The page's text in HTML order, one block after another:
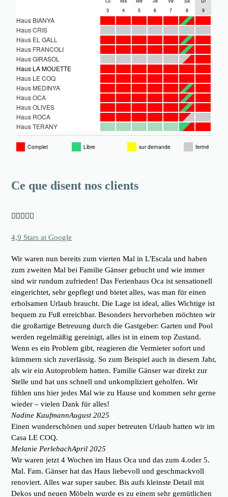
Ce que disent nos clients
    
4,9 Stars at Google
Wir waren nun bereits zum vierten Mal in L'Escala und haben
zum zweiten Mal bei Familie Gänser gebucht und wie immer
sind wir rundum zufrieden! Das Ferienhaus Oca ist sensationell
eingerichtet, sehr gepflegt und bietet alles, was man für einen
erholsamen Urlaub braucht. Die Lage ist ideal, alles Wichtige ist
bequem zu Fuß erreichbar. Besonders hervorheben möchten wir
die großartige Betreuung durch die Gastgeber: Garten und Pool
werden regelmäßig gereinigt, alles ist in einem top Zustand.
Wenn es ein Problem gibt, reagieren die Vermieter sofort und
kümmern sich zuverlässig. So zum Beispiel auch in diesem Jahr,
als wir ein Autoproblem hatten. Familie Gänser war direkt zur
Stelle und hat uns schnell und unkompliziert geholfen. Wir
fühlen uns hier jedes Mal wie zu Hause und kommen sehr gerne
wieder – vielen Dank für alles!
Nadine KaufmannAugust 2025
Einen wunderschönen und super betreuten Urlaub hatten wir im
Casa LE COQ.
Melanie PerlebachApril 2025
Wir waren jetzt 4 Wochen im Haus Oca und das zum 4.oder 5.
Mal. Fam. Gänser hat das Haus liebevoll und geschmackvoll
renoviert. Alles war super sauber. Bis aufs kleinste Detail mit
Dekos und neuen Möbeln wurde es zu einem sehr gemütlichen